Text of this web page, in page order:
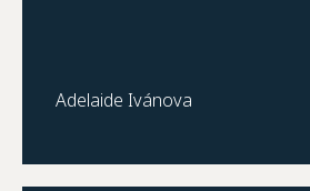
Adelaide Ivánova